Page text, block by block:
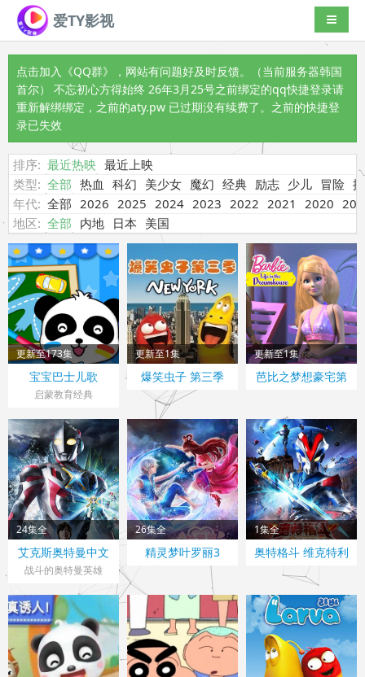
爱TY影视 导航切
点击加入《QQ群》
，网站有问题好及时反馈。（当前服务器韩国
首尔） 不忘初心方得始终 26年3月25号之前绑定的qq快捷登录请
重新解绑绑定，之前的aty.pw 已过期没有续费了。之前的快捷登
录已失效
排序: 最近热映 最近上映
类型: 全部 热血 科幻 美少女 魔幻 经典 励志 少儿 冒险
年代: 全部 2026 2025 2024 2023 2022 2021 2020
地区: 全部 内地 日本 美国
更新至173集
宝宝巴士儿歌
启蒙教育经典
更新至1集
爆笑虫子 第三季
更新至1集
芭比之梦想豪宅第
24集全
艾克斯奥特曼中文
版
战斗的奥特曼英雄
26集全
精灵梦叶罗丽3
1集全
奥特格斗 维克特利
普通话版